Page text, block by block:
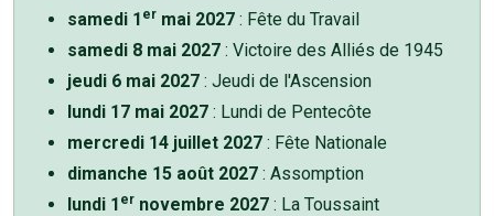
samedi 1 er mai 2027 : Fête du Travail
samedi 8 mai 2027 : Victoire des Alliés de 1945
jeudi 6 mai 2027 : Jeudi de l'Ascension
lundi 17 mai 2027 : Lundi de Pentecôte
mercredi 14 juillet 2027 : Fête Nationale
dimanche 15 août 2027 : Assomption
lundi 1 er novembre 2027 : La Toussaint